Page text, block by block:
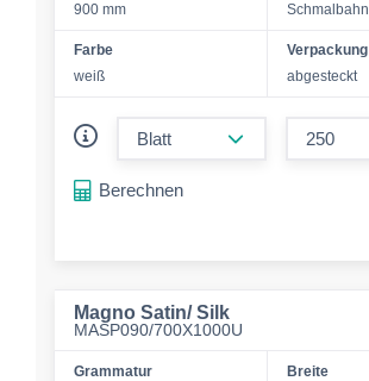
900 mm
Schmalbahn
Farbe
weiß
Verpackung
abgesteckt
Berechnen
Magno Satin/ Silk
MASP090/700X1000U
Grammatur
Breite